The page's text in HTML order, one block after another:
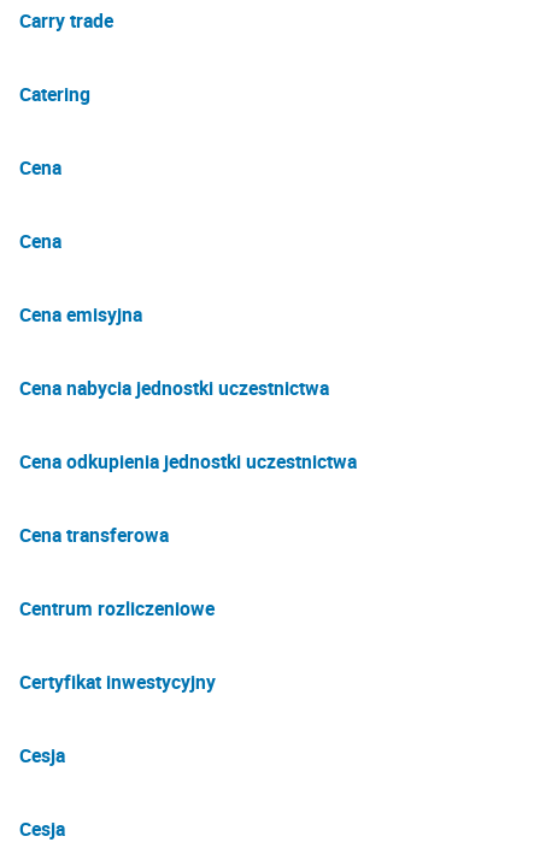
Carry trade
Catering
Cena
Cena
Cena emisyjna
Cena nabycia jednostki uczestnictwa
Cena odkupienia jednostki uczestnictwa
Cena transferowa
Centrum rozliczeniowe
Certyfikat inwestycyjny
Cesja
Cesja